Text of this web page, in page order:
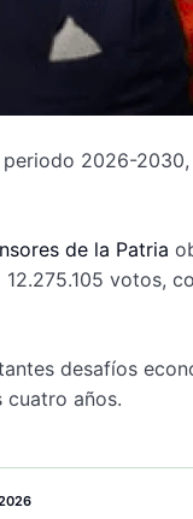
2026-
de la Patria
votos,
desafíos
años.